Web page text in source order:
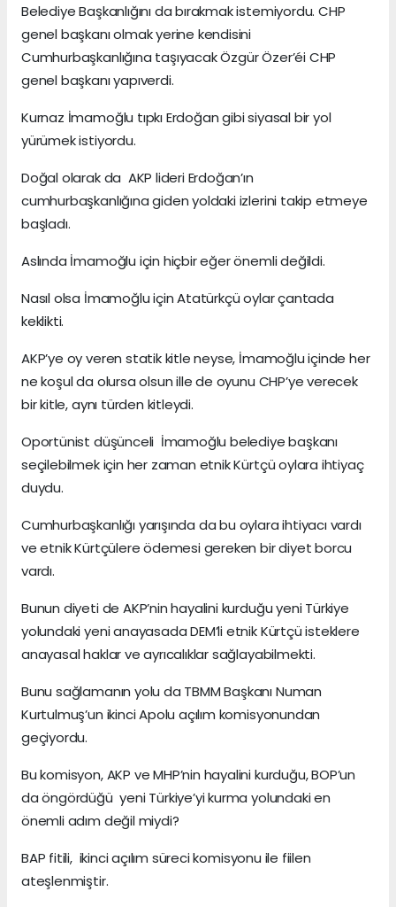
Belediye Başkanlığını da bırakmak istemiyordu. CHP
genel başkanı olmak yerine kendisini
Cumhurbaşkanlığına taşıyacak Özgür Özer’éi CHP
genel başkanı yapıverdi.
Kurnaz İmamoğlu tıpkı Erdoğan gibi siyasal bir yol
yürümek istiyordu.
Doğal olarak da AKP lideri Erdoğan’ın
cumhurbaşkanlığına giden yoldaki izlerini takip etmeye
başladı.
Aslında İmamoğlu için hiçbir eğer önemli değildi.
Nasıl olsa İmamoğlu için Atatürkçü oylar çantada
keklikti.
AKP’ye oy veren statik kitle neyse, İmamoğlu içinde her
ne koşul da olursa olsun ille de oyunu CHP’ye verecek
bir kitle, aynı türden kitleydi.
Oportünist düşünceli İmamoğlu belediye başkanı
seçilebilmek için her zaman etnik Kürtçü oylara ihtiyaç
duydu.
Cumhurbaşkanlığı yarışında da bu oylara ihtiyacı vardı
ve etnik Kürtçülere ödemesi gereken bir diyet borcu
vardı.
Bunun diyeti de AKP’nin hayalini kurduğu yeni Türkiye
yolundaki yeni anayasada DEM’li etnik Kürtçü isteklere
anayasal haklar ve ayrıcalıklar sağlayabilmekti.
Bunu sağlamanın yolu da TBMM Başkanı Numan
Kurtulmuş’un ikinci Apolu açılım komisyonundan
geçiyordu.
Bu komisyon, AKP ve MHP’nin hayalini kurduğu, BOP’un
da öngördüğü yeni Türkiye’yi kurma yolundaki en
önemli adım değil miydi?
BAP fitili, ikinci açılım süreci komisyonu ile fiilen
ateşlenmiştir.